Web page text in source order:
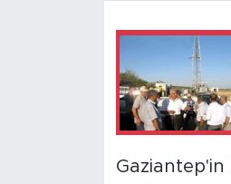
Gaziantep'in